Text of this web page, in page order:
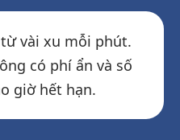
vài xu mỗi phút.
có phí ẩn và số
giờ hết hạn.